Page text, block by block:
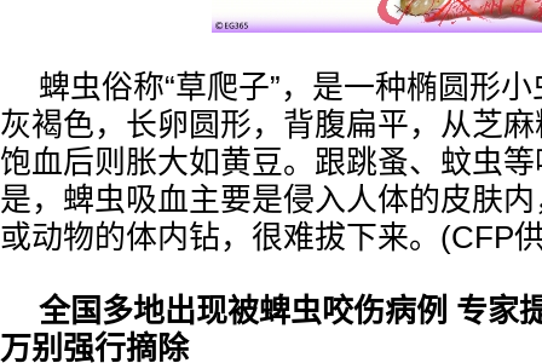
蜱虫俗称“草爬子”，是一种椭圆形
灰褐色，长卵圆形，背腹扁平，从芝
饱血后则胀大如黄豆。跟跳蚤、蚊虫
是，蜱虫吸血主要是侵入人体的皮肤
或动物的体内钻，很难拔下来。
全国多地出现被蜱虫咬伤病例 专家
万别强行摘除